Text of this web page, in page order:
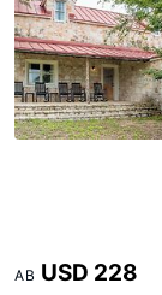
AB USD 228